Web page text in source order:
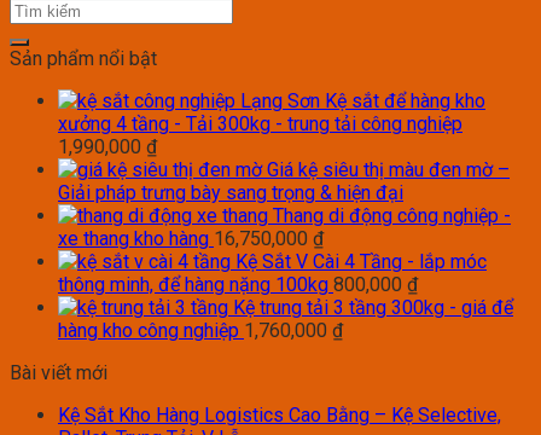
Sản phẩm nổi bật
Kệ sắt để hàng kho
xưởng 4 tầng - Tải 300kg - trung tải công nghiệp
1,990,000 ₫
Giá kệ siêu thị màu đen mờ –
Giải pháp trưng bày sang trọng & hiện đại
Thang di động công nghiệp -
xe thang kho hàng 16,750,000 ₫
Kệ Sắt V Cài 4 Tầng - lắp móc
thông minh, để hàng nặng 100kg 800,000 ₫
Kệ trung tải 3 tầng 300kg - giá để
hàng kho công nghiệp 1,760,000 ₫
Bài viết mới
Kệ Sắt Kho Hàng Logistics Cao Bằng – Kệ Selective,